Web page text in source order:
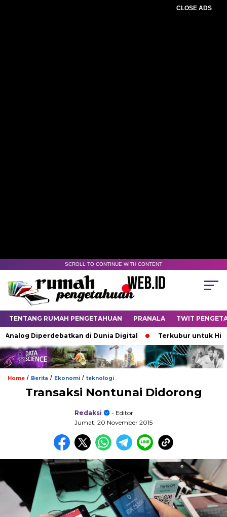
CLOSE ADS
SCROLL TO CONTINUE WITH CONTENT
TENTANG RUMAH PENGETAHUAN PRANALA TWIT
Diperdebatkan di Dunia Digital Terkubur untuk Hidup
Home / Berita / Ekonomi / teknologi
Transaksi Nontunai Didorong
Redaksi
- Editor
Jumat, 20 November 2015